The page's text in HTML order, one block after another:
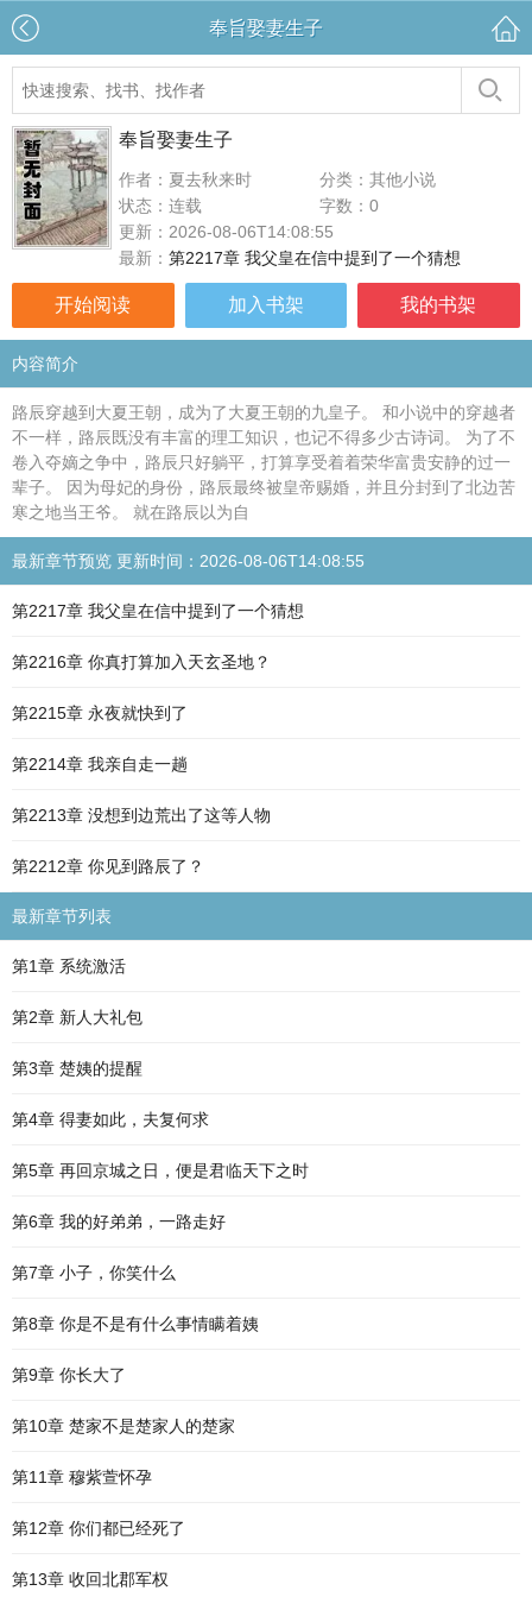
奉旨娶妻生子
奉旨娶妻生子
作者：夏去秋来时
分类：其他小说
状态：连载
字数：0
更新：2026-08-06T14:08:55
最新： 第2217章 我父皇在信中提到了一个猜想
开始阅读 加入书架 我的书架
内容简介
路辰穿越到大夏王朝，成为了大夏王朝的九皇子。 和小说中的穿越者
不一样，路辰既没有丰富的理工知识，也记不得多少古诗词。 为了不
卷入夺嫡之争中，路辰只好躺平，打算享受着着荣华富贵安静的过一
辈子。 因为母妃的身份，路辰最终被皇帝赐婚，并且分封到了北边苦
寒之地当王爷。 就在路辰以为自
最新章节预览 更新时间：2026-08-06T14:08:55
第2217章 我父皇在信中提到了一个猜想
第2216章 你真打算加入天玄圣地？
第2215章 永夜就快到了
第2214章 我亲自走一趟
第2213章 没想到边荒出了这等人物
第2212章 你见到路辰了？
最新章节列表
第1章 系统激活
第2章 新人大礼包
第3章 楚姨的提醒
第4章 得妻如此，夫复何求
第5章 再回京城之日，便是君临天下之时
第6章 我的好弟弟，一路走好
第7章 小子，你笑什么
第8章 你是不是有什么事情瞒着姨
第9章 你长大了
第10章 楚家不是楚家人的楚家
第11章 穆紫萱怀孕
第12章 你们都已经死了
第13章 收回北郡军权